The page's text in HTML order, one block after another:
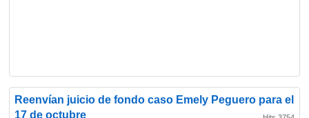
Reenvían juicio de fondo caso Emely Peguero para el
17 de octubre